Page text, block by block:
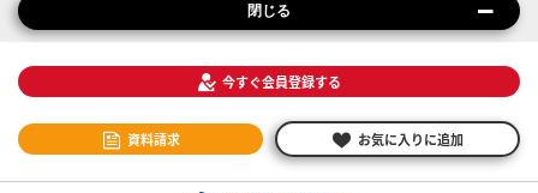
閉じる
今すぐ会員登録する
資料請求 お気に入りに追加